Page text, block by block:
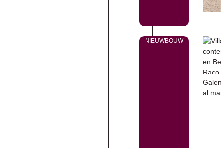
NIEUWBOUW